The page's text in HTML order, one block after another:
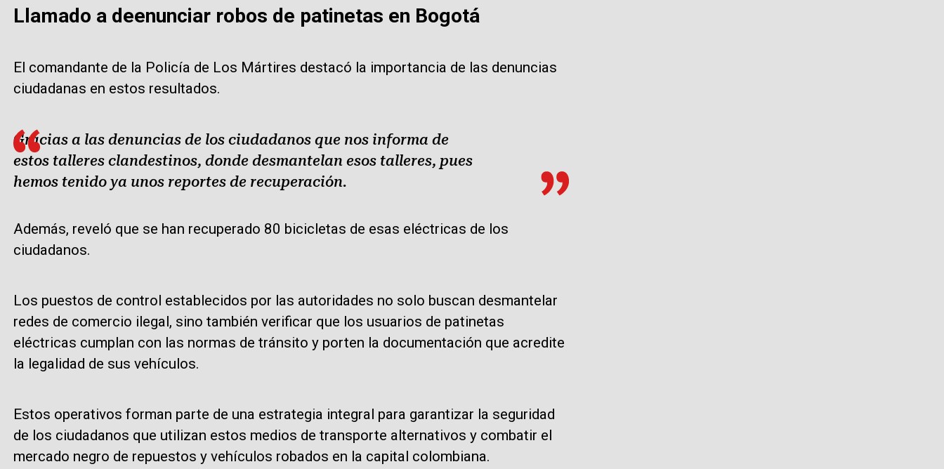
Llamado a deenunciar robos de patinetas en Bogotá
El comandante de la Policía de Los Mártires destacó la importancia de las denuncias
ciudadanas en estos resultados.
Gracias a las denuncias de los ciudadanos que nos informa de
estos talleres clandestinos, donde desmantelan esos talleres, pues
hemos tenido ya unos reportes de recuperación.
Además, reveló que se han recuperado 80 bicicletas de esas eléctricas de los
ciudadanos.
Los puestos de control establecidos por las autoridades no solo buscan desmantelar
redes de comercio ilegal, sino también verificar que los usuarios de patinetas
eléctricas cumplan con las normas de tránsito y porten la documentación que acredite
la legalidad de sus vehículos.
Estos operativos forman parte de una estrategia integral para garantizar la seguridad
de los ciudadanos que utilizan estos medios de transporte alternativos y combatir el
mercado negro de repuestos y vehículos robados en la capital colombiana.